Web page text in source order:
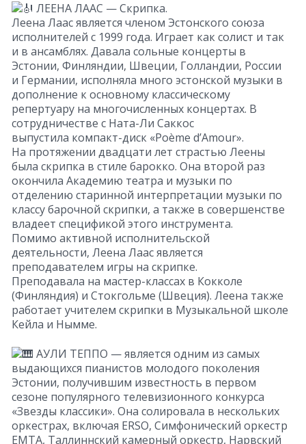
ЛЕЕНА ЛААС — Скрипка.
Леена Лаас является членом Эстонского союза
исполнителей с 1999 года. Играет как солист и так
и в ансамблях. Давала сольные концерты в
Эстонии, Финляндии, Швеции, Голландии, России
и Германии, исполняла много эстонской музыки в
дополнение к основному классическому
репертуару на многочисленных концертах. В
сотрудничестве с Ната-Ли Саккос
выпустила компакт-диск «Poème d’Amour».
На протяжении двадцати лет страстью Леены
была скрипка в стиле барокко. Она второй раз
окончила Академию театра и музыки по
отделению старинной интерпретации музыки по
классу барочной скрипки, а также в совершенстве
владеет спецификой этого инструмента.
Помимо активной исполнительской
деятельности, Леена Лаас является
преподавателем игры на скрипке.
Преподавала на мастер-классах в Кокколе
(Финляндия) и Стокгольме (Швеция). Леена также
работает учителем скрипки в Музыкальной школе
Кейла и Нымме.
АУЛИ ТЕППО — является одним из самых
выдающихся пианистов молодого поколения
Эстонии, получившим известность в первом
сезоне популярного телевизионного конкурса
«Звезды классики». Она солировала в нескольких
оркестрах, включая ERSO, Симфонический оркестр
EMTA, Таллиннский камерный оркестр, Нарвский